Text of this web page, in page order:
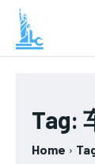
We
Welcome
We have a
Welcome
We have a
Tag:
Home